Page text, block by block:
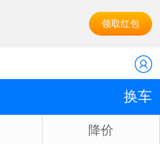
领取红包
换车
降价